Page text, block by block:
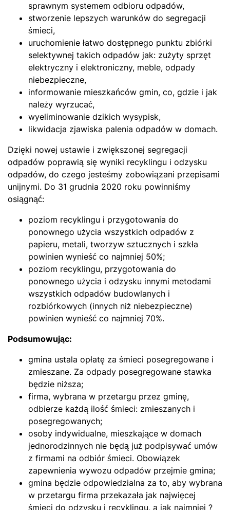
sprawnym systemem odbioru odpadów,
stworzenie lepszych warunków do segregacji
śmieci,
uruchomienie łatwo dostępnego punktu zbiórki
selektywnej takich odpadów jak: zużyty sprzęt
elektryczny i elektroniczny, meble, odpady
niebezpieczne,
informowanie mieszkańców gmin, co, gdzie i jak
należy wyrzucać,
wyeliminowanie dzikich wysypisk,
likwidacja zjawiska palenia odpadów w domach.
Dzięki nowej ustawie i zwiększonej segregacji
odpadów poprawią się wyniki recyklingu i odzysku
odpadów, do czego jesteśmy zobowiązani przepisami
unijnymi. Do 31 grudnia 2020 roku powinniśmy
osiągnąć:
poziom recyklingu i przygotowania do
ponownego użycia wszystkich odpadów z
papieru, metali, tworzyw sztucznych i szkła
powinien wynieść co najmniej 50%;
poziom recyklingu, przygotowania do
ponownego użycia i odzysku innymi metodami
wszystkich odpadów budowlanych i
rozbiórkowych (innych niż niebezpieczne)
powinien wynieść co najmniej 70%.
Podsumowując:
gmina ustala opłatę za śmieci posegregowane i
zmieszane. Za odpady posegregowane stawka
będzie niższa;
firma, wybrana w przetargu przez gminę,
odbierze każdą ilość śmieci: zmieszanych i
posegregowanych;
osoby indywidualne, mieszkające w domach
jednorodzinnych nie będą już podpisywać umów
z firmami na odbiór śmieci. Obowiązek
zapewnienia wywozu odpadów przejmie gmina;
gmina będzie odpowiedzialna za to, aby wybrana
w przetargu firma przekazała jak najwięcej
śmieci do odzysku i recyklingu, a jak najmniej ?